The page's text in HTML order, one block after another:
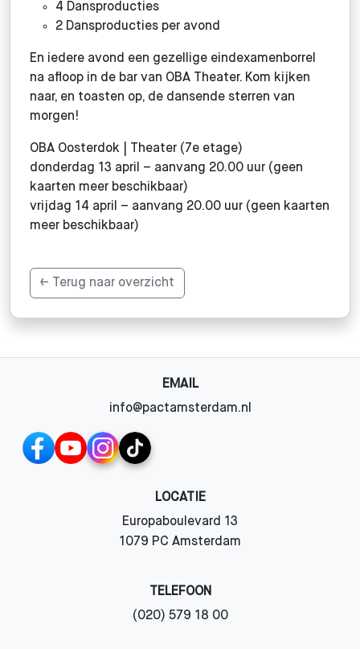
4 Dansproducties
2 Dansproducties per avond
En iedere avond een gezellige eindexamenborrel
na afloop in de bar van OBA Theater. Kom kijken
naar, en toasten op, de dansende sterren van
morgen!
OBA Oosterdok | Theater (7e etage)
donderdag 13 april – aanvang 20.00 uur (geen
kaarten meer beschikbaar)
vrijdag 14 april – aanvang 20.00 uur (geen kaarten
meer beschikbaar)
← Terug naar overzicht
EMAIL
info@pactamsterdam.nl
LOCATIE
Europaboulevard 13
1079 PC Amsterdam
TELEFOON
(020) 579 18 00